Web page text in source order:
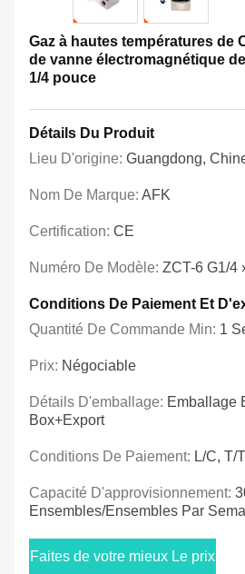
Gaz à hautes températures de
de vanne électromagnétique
1/4 pouce
Détails Du Produit
Lieu D'origine: Guangdong,
Nom De Marque: AFK
Certification: CE
Numéro De Modèle: ZCT-6 G1/4
Conditions De Paiement Et
Quantité De Commande Min: 1
Prix: Négociable
Détails D'emballage: Emballage
Box+Export
Conditions De Paiement: L/C, T/
Capacité D'approvisionnement:
Ensembles/ensembles Par
Faites de votre mieux Le prix